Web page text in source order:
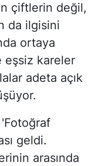
çiftlerin değil,
da ilgisini
ortaya
eşsiz kareler
adeta açık
geldi.
arasında